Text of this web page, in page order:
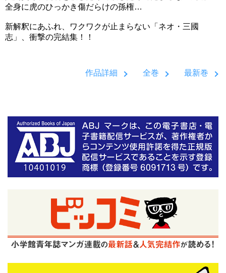
全身に虎のひっかき傷だらけの孫権…
新解釈にあふれ、ワクワクが止まらない「ネオ・三國
志」、衝撃の完結集！！
作品詳細 全巻 最新巻